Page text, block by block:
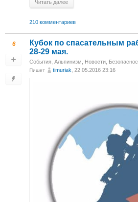
Читать далее
210 комментариев
6
Кубок по спасательным
28-29 мая.
События Альпинизм Новости
Пишет timuriak , 22.05.2016 23:16